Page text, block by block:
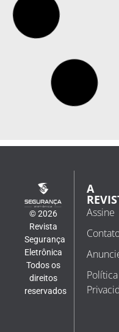
Projeto Smart NH
segurança pública
de foragidos em
O investimento em
pública segue
Novo Hamburgo. O
Municipal e